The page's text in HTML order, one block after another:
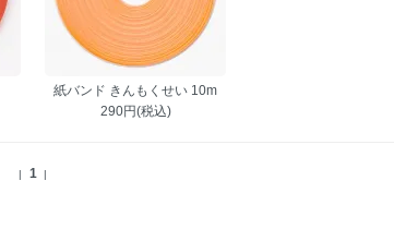
紙バンド きんもくせい 10m
290円(税込)
| 1 |